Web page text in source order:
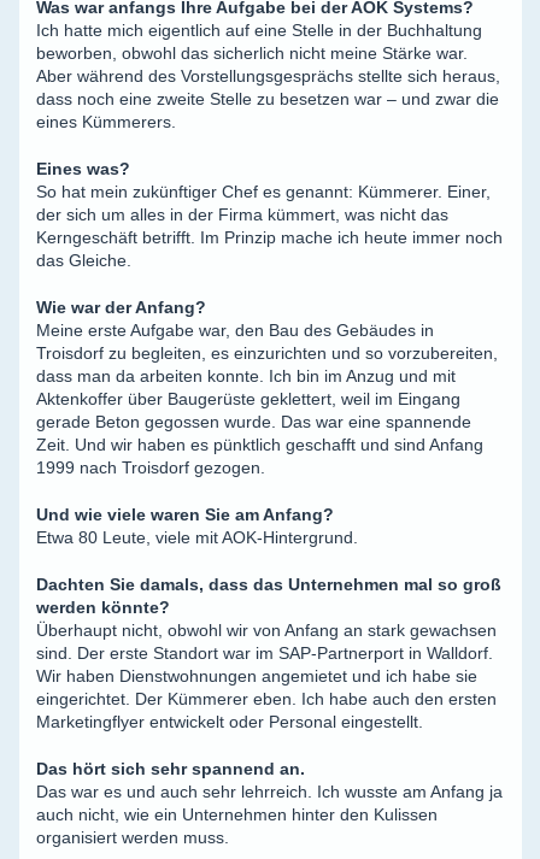
Was war anfangs Ihre Aufgabe bei der AOK Systems?
Ich hatte mich eigentlich auf eine Stelle in der Buchhaltung
beworben, obwohl das sicherlich nicht meine Stärke war.
Aber während des Vorstellungsgesprächs stellte sich heraus,
dass noch eine zweite Stelle zu besetzen war – und zwar die
eines Kümmerers.
Eines was?
So hat mein zukünftiger Chef es genannt: Kümmerer. Einer,
der sich um alles in der Firma kümmert, was nicht das
Kerngeschäft betrifft. Im Prinzip mache ich heute immer noch
das Gleiche.
Wie war der Anfang?
Meine erste Aufgabe war, den Bau des Gebäudes in
Troisdorf zu begleiten, es einzurichten und so vorzubereiten,
dass man da arbeiten konnte. Ich bin im Anzug und mit
Aktenkoffer über Baugerüste geklettert, weil im Eingang
gerade Beton gegossen wurde. Das war eine spannende
Zeit. Und wir haben es pünktlich geschafft und sind Anfang
1999 nach Troisdorf gezogen.
Und wie viele waren Sie am Anfang?
Etwa 80 Leute, viele mit AOK-Hintergrund.
Dachten Sie damals, dass das Unternehmen mal so groß
werden könnte?
Überhaupt nicht, obwohl wir von Anfang an stark gewachsen
sind. Der erste Standort war im SAP-Partnerport in Walldorf.
Wir haben Dienstwohnungen angemietet und ich habe sie
eingerichtet. Der Kümmerer eben. Ich habe auch den ersten
Marketingflyer entwickelt oder Personal eingestellt.
Das hört sich sehr spannend an.
Das war es und auch sehr lehrreich. Ich wusste am Anfang ja
auch nicht, wie ein Unternehmen hinter den Kulissen
organisiert werden muss.